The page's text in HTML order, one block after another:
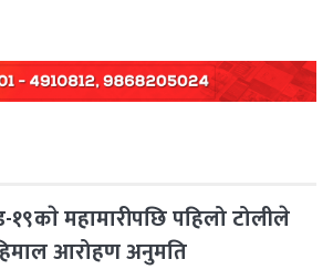
१९काे महामारीपछि पहिलो टोलीले
आरोहण अनुमति